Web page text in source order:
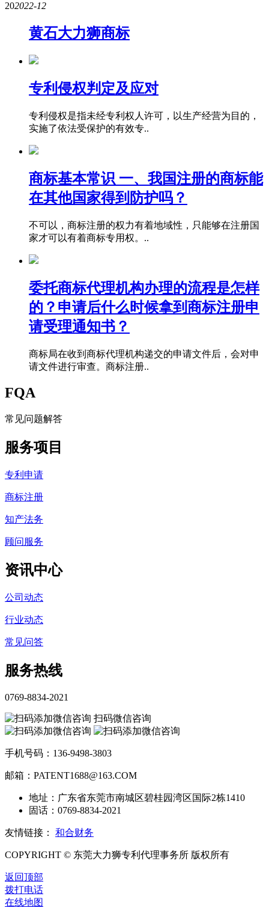
202022-12
黄石大力狮商标
专利侵权判定及应对
专利侵权是指未经专利权人许可，以生产经营为目的，
实施了依法受保护的有效专..
商标基本常识 一、我国注册的商标能
在其他国家得到防护吗？
不可以，商标注册的权力有着地域性，只能够在注册国
家才可以有着商标专用权。..
委托商标代理机构办理的流程是怎样
的？申请后什么时候拿到商标注册申
请受理通知书？
商标局在收到商标代理机构递交的申请文件后，会对申
请文件进行审查。商标注册..
FQA
常见问题解答
服务项目
专利申请
商标注册
知产法务
顾问服务
资讯中心
公司动态
行业动态
常见问答
服务热线
0769-8834-2021
扫码微信咨询
手机号码：136-9498-3803
邮箱：PATENT1688@163.COM
地址：广东省东莞市南城区碧桂园湾区国际2栋1410
固话：0769-8834-2021
友情链接： 和合财务
COPYRIGHT © 东莞大力狮专利代理事务所 版权所有
返回顶部
拨打电话
在线地图